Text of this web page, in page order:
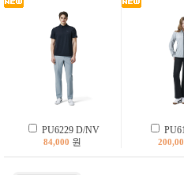
PU6229 D/NV
84,000 원